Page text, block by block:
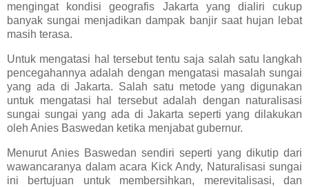
mengingat kondisi geografis Jakarta yang dialiri cukup
banyak sungai menjadikan dampak banjir saat hujan lebat
masih terasa.
Untuk mengatasi hal tersebut tentu saja salah satu langkah
pencegahannya adalah dengan mengatasi masalah sungai
yang ada di Jakarta. Salah satu metode yang digunakan
untuk mengatasi hal tersebut adalah dengan naturalisasi
sungai sungai yang ada di Jakarta seperti yang dilakukan
oleh Anies Baswedan ketika menjabat gubernur.
Menurut Anies Baswedan sendiri seperti yang dikutip dari
wawancaranya dalam acara Kick Andy, Naturalisasi sungai
ini bertujuan untuk membersihkan, merevitalisasi, dan